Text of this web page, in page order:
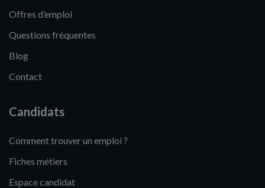
Offres d’emploi
Questions fréquentes
Blog
Contact
Candidats
Comment trouver un emploi ?
Fiches métiers
Espace candidat